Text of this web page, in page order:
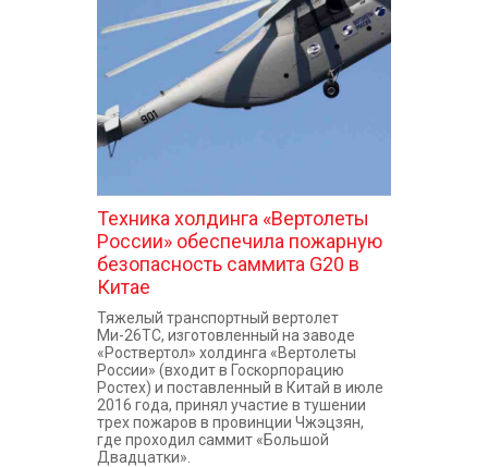
КОНТАКТЫ
Техника холдинга «Вертолеты
России» обеспечила пожарную
безопасность саммита G20 в
Китае
Тяжелый транспортный вертолет
Ми-26ТС, изготовленный на заводе
«Роствертол» холдинга «Вертолеты
России» (входит в Госкорпорацию
Ростех) и поставленный в Китай в июле
2016 года, принял участие в тушении
трех пожаров в провинции Чжэцзян,
где проходил саммит «Большой
Двадцатки».